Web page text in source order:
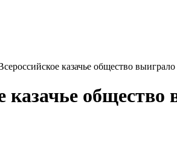
казачье общество
казачье